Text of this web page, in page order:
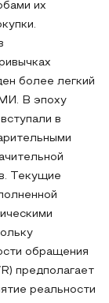
их
более легкий
В эпоху
в
Текущие
обращения
предполагает
реальности